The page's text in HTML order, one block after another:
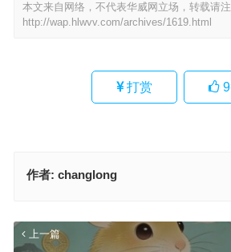
本文来自网络，不代表华威网立场，转载请注
http://wap.hlwvv.com/archives/1619.html
打赏 9
作者: changlong
上一篇